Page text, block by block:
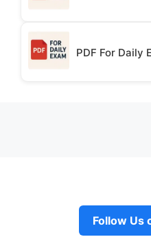
PDF For Daily
Follow Us